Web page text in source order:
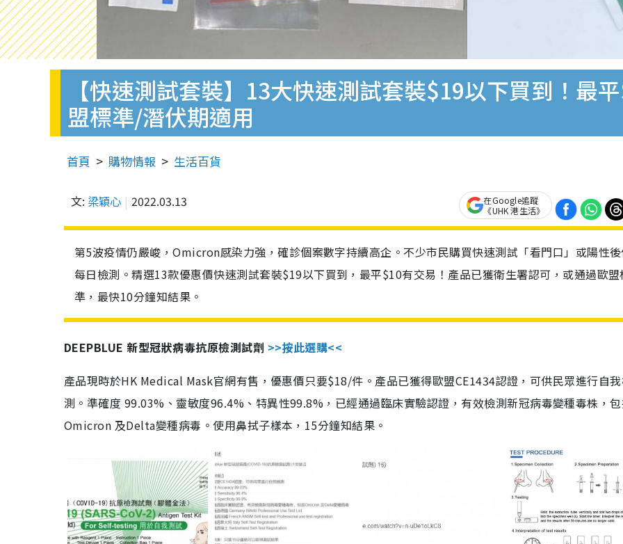
【快速測試套裝】13大快速測試套裝$19以下買到！最
盟標準/潛伏期適用
首頁 購物情報 生活百貨
文: 梁穎心 2022.03.13
在Google追蹤
《UHK 港生活》
第5波疫情仍嚴峻，Omicron感染力強，確診個案數字持續高企。不少市民購買快速測試「看門口」或陽性
每日檢測。精選13款優惠價快速測試套裝$19以下買到，最平$10有交易！產品已獲衛生署認可，或通過歐盟
準，最快10分鐘知結果。
DEEPBLUE 新型冠狀病毒抗原檢測試劑 >>按此選購<<
產品現時於HK Medical Mask官網有售，優惠價只要$18/件。產品已獲得歐盟CE1434認證，可供民眾進行自
測。準確度 99.03%、靈敏度96.4%、特異性99.8%，已經通過臨床實驗認證，有效檢測新冠病毒變種毒株，
Omicron 及Delta變種病毒。使用鼻拭子樣本，15分鐘知結果。